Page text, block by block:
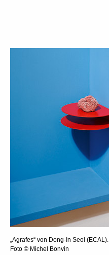
„Agrafes“ von Dong-In Seol (ECAL).
Foto © Michel Bonvin